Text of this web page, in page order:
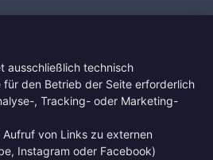
Company Schnapphans |
fotoRooster|Login
ausschließlich technisch
den Betrieb der Seite erforderlich
, Tracking- oder Marketing-
von Links zu externen
Instagram oder Facebook)